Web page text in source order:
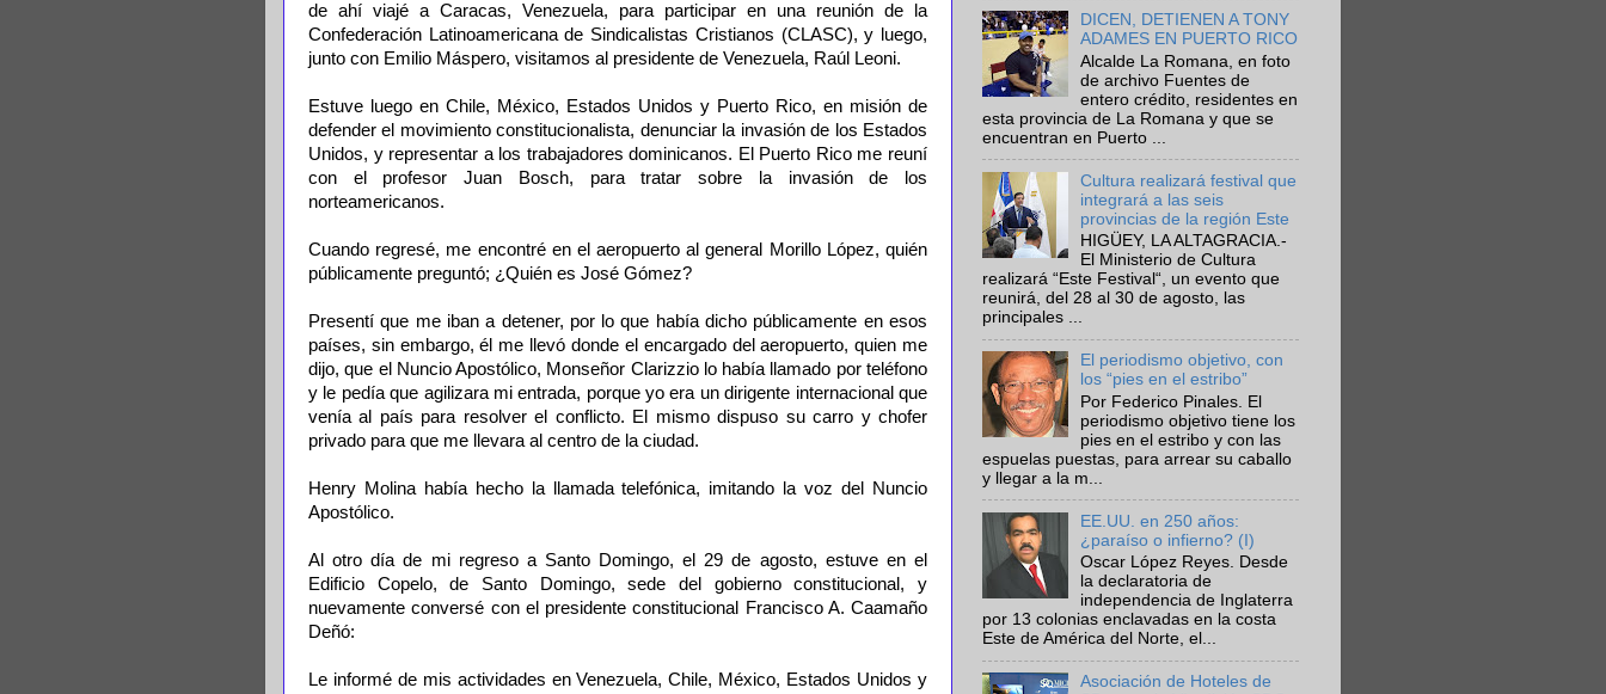
de ahí viajé a Caracas, Venezuela, para participar en una reunión de la
Confederación Latinoamericana de Sindicalistas Cristianos (CLASC), y luego,
junto con Emilio Máspero, visitamos al presidente de Venezuela, Raúl Leoni.
Estuve luego en Chile, México, Estados Unidos y Puerto Rico, en misión de
defender el movimiento constitucionalista, denunciar la invasión de los Estados
Unidos, y representar a los trabajadores dominicanos. El Puerto Rico me reuní
con el profesor Juan Bosch, para tratar sobre la invasión de los
norteamericanos.
Cuando regresé, me encontré en el aeropuerto al general Morillo López, quién
públicamente preguntó; ¿Quién es José Gómez?
Presentí que me iban a detener, por lo que había dicho públicamente en esos
países, sin embargo, él me llevó donde el encargado del aeropuerto, quien me
dijo, que el Nuncio Apostólico, Monseñor Clarizzio lo había llamado por teléfono
y le pedía que agilizara mi entrada, porque yo era un dirigente internacional que
venía al país para resolver el conflicto. El mismo dispuso su carro y chofer
privado para que me llevara al centro de la ciudad.
Henry Molina había hecho la llamada telefónica, imitando la voz del Nuncio
Apostólico.
Al otro día de mi regreso a Santo Domingo, el 29 de agosto, estuve en el
Edificio Copelo, de Santo Domingo, sede del gobierno constitucional, y
nuevamente conversé con el presidente constitucional Francisco A. Caamaño
Deñó:
Le informé de mis actividades en Venezuela, Chile, México, Estados Unidos y
DICEN, DETIENEN A TONY
ADAMES EN PUERTO RICO
Alcalde La Romana, en foto
de archivo Fuentes de
entero crédito, residentes en
esta provincia de La Romana y que se
encuentran en Puerto ...
Cultura realizará festival que
integrará a las seis
provincias de la región Este
HIGÜEY, LA ALTAGRACIA.-
El Ministerio de Cultura
realizará “Este Festival“, un evento que
reunirá, del 28 al 30 de agosto, las
principales ...
El periodismo objetivo, con
los “pies en el estribo”
Por Federico Pinales. El
periodismo objetivo tiene los
pies en el estribo y con las
espuelas puestas, para arrear su caballo
y llegar a la m...
EE.UU. en 250 años:
¿paraíso o infierno? (I)
Oscar López Reyes. Desde
la declaratoria de
independencia de Inglaterra
por 13 colonias enclavadas en la costa
Este de América del Norte, el...
Asociación de Hoteles de